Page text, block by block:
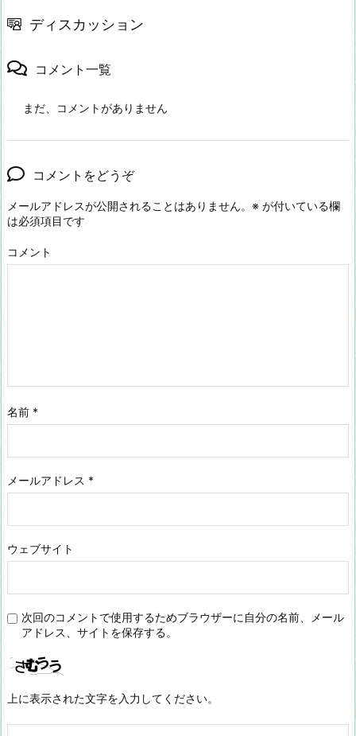
ディスカッション
コメント一覧
まだ、コメントがありません
コメントをどうぞ
メールアドレスが公開されることはありません。 ※ が付いている欄
は必須項目です
コメント
名前 *
メールアドレス *
ウェブサイト
次回のコメントで使用するためブラウザーに自分の名前、メール
アドレス、サイトを保存する。
上に表示された文字を入力してください。